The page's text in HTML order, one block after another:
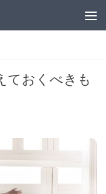
ておくべきも